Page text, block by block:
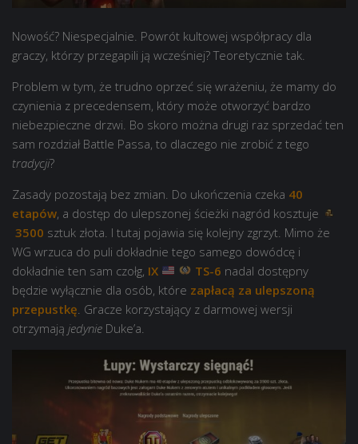
Nowość? Niespecjalnie. Powrót kultowej współpracy dla
graczy, którzy przegapili ją wcześniej? Teoretycznie tak.
Problem w tym, że trudno oprzeć się wrażeniu, że mamy do
czynienia z precedensem, który może otworzyć bardzo
niebezpieczne drzwi. Bo skoro można drugi raz sprzedać ten
sam rozdział Battle Passa, to dlaczego nie zrobić z tego
tradycji?
Zasady pozostają bez zmian. Do ukończenia czeka 40
etapów, a dostęp do ulepszonej ścieżki nagród kosztuje
3500 sztuk złota. I tutaj pojawia się kolejny zgrzyt. Mimo że
WG wrzuca do puli dokładnie tego samego dowódcę i
dokładnie ten sam czołg, IX TS-6 nadal dostępny
będzie wyłącznie dla osób, które zapłacą za ulepszoną
przepustkę . Gracze korzystający z darmowej wersji
otrzymają jedynie Duke’a.